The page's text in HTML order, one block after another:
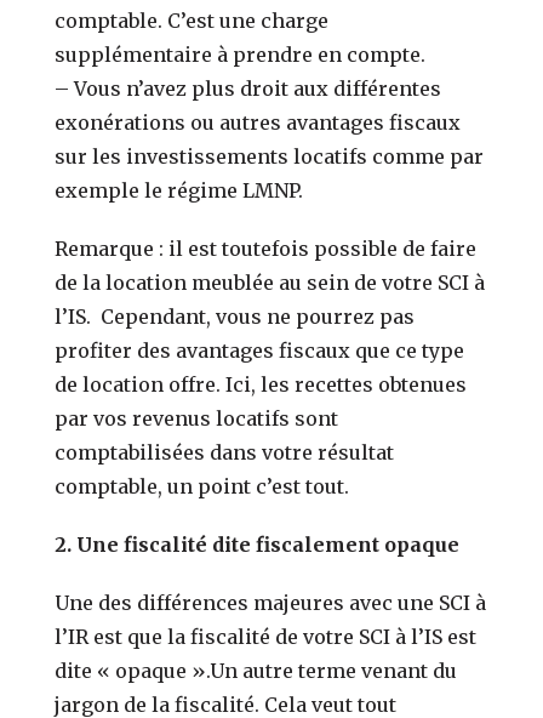
comptable. C’est une charge
supplémentaire à prendre en compte.
– Vous n’avez plus droit aux différentes
exonérations ou autres avantages fiscaux
sur les investissements locatifs comme par
exemple le régime LMNP.
Remarque : il est toutefois possible de faire
de la location meublée au sein de votre SCI à
l’IS. Cependant, vous ne pourrez pas
profiter des avantages fiscaux que ce type
de location offre. Ici, les recettes obtenues
par vos revenus locatifs sont
comptabilisées dans votre résultat
comptable, un point c’est tout.
2. Une fiscalité dite fiscalement opaque
Une des différences majeures avec une SCI à
l’IR est que la fiscalité de votre SCI à l’IS est
dite « opaque ».Un autre terme venant du
jargon de la fiscalité. Cela veut tout